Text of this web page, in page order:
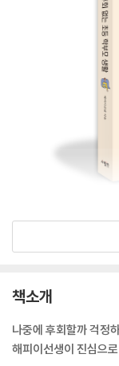
책소개
나중에 후회할까 걱정
해피이선생이 진심으